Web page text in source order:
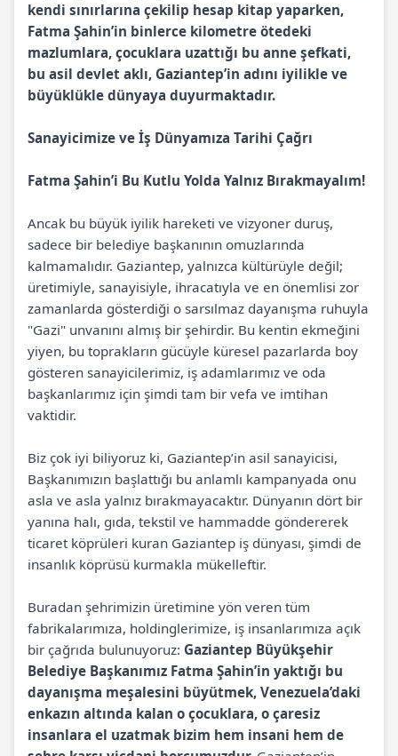
kendi sınırlarına çekilip hesap kitap yaparken,
Fatma Şahin’in binlerce kilometre ötedeki
mazlumlara, çocuklara uzattığı bu anne şefkati,
bu asil devlet aklı, Gaziantep’in adını iyilikle ve
büyüklükle dünyaya duyurmaktadır.
Sanayicimize ve İş Dünyamıza Tarihi Çağrı
Fatma Şahin’i Bu Kutlu Yolda Yalnız Bırakmayalım!
Ancak bu büyük iyilik hareketi ve vizyoner duruş,
sadece bir belediye başkanının omuzlarında
kalmamalıdır. Gaziantep, yalnızca kültürüyle değil;
üretimiyle, sanayisiyle, ihracatıyla ve en önemlisi zor
zamanlarda gösterdiği o sarsılmaz dayanışma ruhuyla
"Gazi" unvanını almış bir şehirdir. Bu kentin ekmeğini
yiyen, bu toprakların gücüyle küresel pazarlarda boy
gösteren sanayicilerimiz, iş adamlarımız ve oda
başkanlarımız için şimdi tam bir vefa ve imtihan
vaktidir.
Biz çok iyi biliyoruz ki, Gaziantep’in asil sanayicisi,
Başkanımızın başlattığı bu anlamlı kampanyada onu
asla ve asla yalnız bırakmayacaktır. Dünyanın dört bir
yanına halı, gıda, tekstil ve hammadde göndererek
ticaret köprüleri kuran Gaziantep iş dünyası, şimdi de
insanlık köprüsü kurmakla mükelleftir.
Buradan şehrimizin üretimine yön veren tüm
fabrikalarımıza, holdinglerimize, iş insanlarımıza açık
bir çağrıda bulunuyoruz: Gaziantep Büyükşehir
Belediye Başkanımız Fatma Şahin’in yaktığı bu
dayanışma meşalesini büyütmek, Venezuela’daki
enkazın altında kalan o çocuklara, o çaresiz
insanlara el uzatmak bizim hem insani hem de